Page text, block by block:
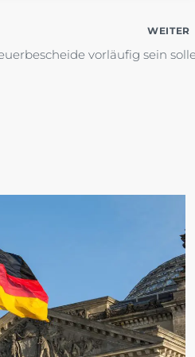
WEITER
vorläufig sein